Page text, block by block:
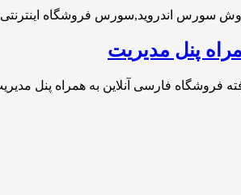
پنل مدیریت
فروشگاه فارسی آنلاین به همراه